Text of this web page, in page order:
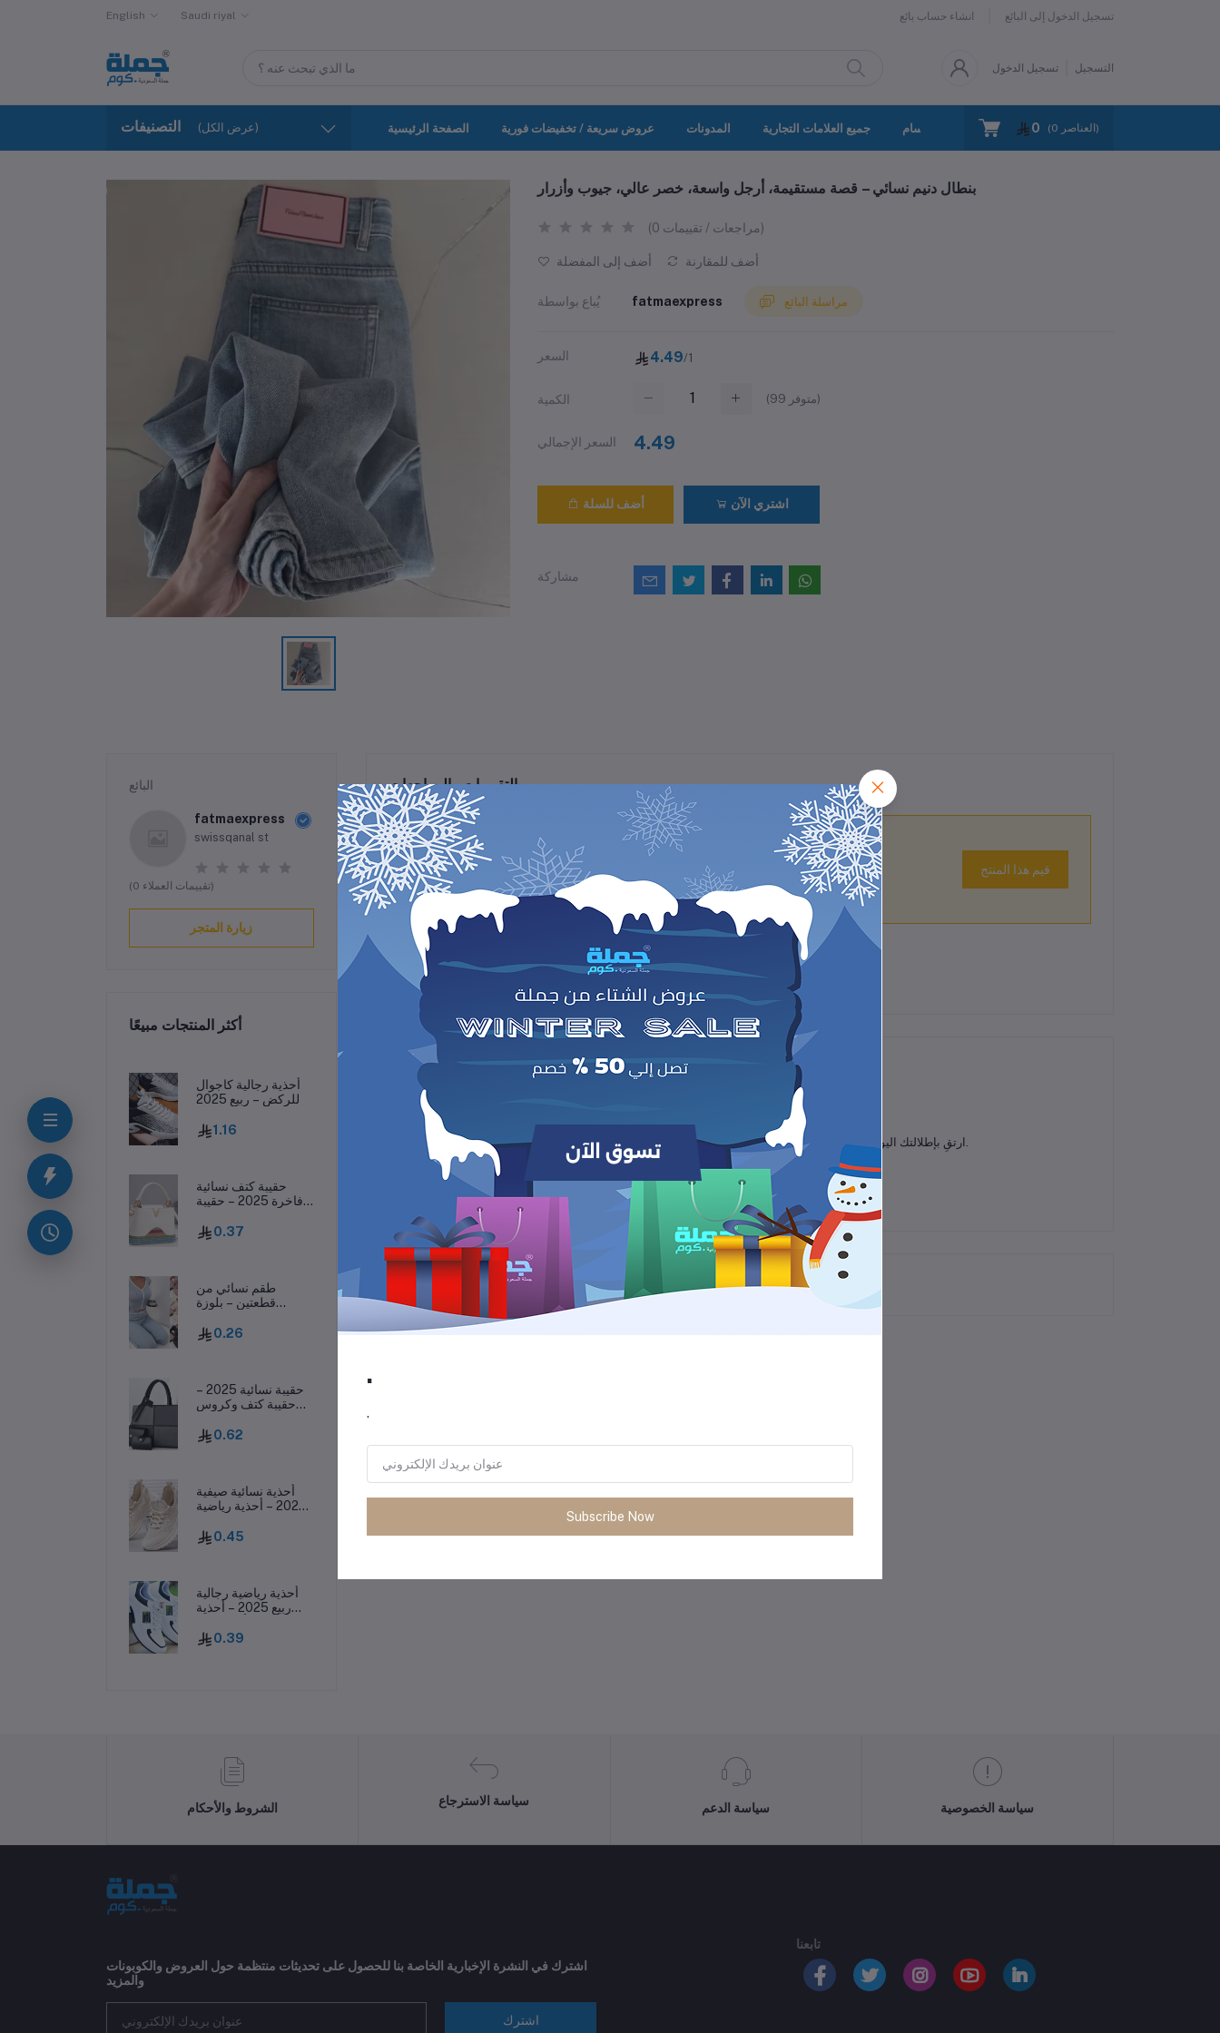
English Saudi riyal انشاء حساب بائع تسجيل الدخول إلى البائع
تسجيل الدخول التسجيل
التصنيفات (عرض الكل) الصفحة الرئيسية عروض سريعة / تخفيضات فورية المدونات جميع العلامات التجارية جميع الأقسام اتصل بنا سياسة الخصوصية 0 (0 العناصر)
بنطال دنيم نسائي – قصة مستقيمة، أرجل واسعة، خصر عالي، جيوب وأزرار
(0 مراجعات / تقييمات)
أضف إلى المفضلة أضف للمقارنة
يُباع بواسطة fatmaexpress مراسلة البائع
السعر 4.49/1
الكمية (99 متوفر)
السعر الإجمالي 4.49
أضف للسلة اشتري الآن
مشاركة
البائع
fatmaexpress
swissqanal st
(0 تقييمات العملاء)
زيارة المتجر
أكثر المنتجات مبيعًا
أحذية رجالية كاجوال
للركض – ربيع 2025
1.16
حقيبة كتف نسائية
فاخرة 2025 – حقيبة
واحد0.37
طقم نسائي من
قطعتين – بلوزة
طويل، ملابس نوم
خريفية
0.26
حقيبة نسائية 2025 –
حقيبة كتف وكروس
كبيرة وأسلوب عصري
0.62
أحذية نسائية صيفية
2025 – أحذية رياضية
وخفيفة تسمح بمرور
الهواء
0.45
أحذية رياضية رجالية
ربيع 2025 – أحذية
سميك وقابلة للتهوية
ومقاومة للانزلاق
0.39
التقييمات والمراجعات
0 من أصل 5.0 قيم هذا المنتج
وصف
ارتقِ بإطلالتك اليومية معبنطال الدنيم النسائي الكلاسيكي ، بتصميم قصّة مستقيمة وأرجل واسعة لمزيد من الراحة والأناقة.
المنتجات التي يتم شراؤها بشكل متكرر
الشروط والأحكام
سياسة الاسترجاع
سياسة الدعم سياسة الخصوصية
اشترك في النشرة الإخبارية الخاصة بنا للحصول على تحديثات منتظمة حول العروض والكوبونات
والمزيد
اشترك
تابعنا
.
.
Subscribe Now